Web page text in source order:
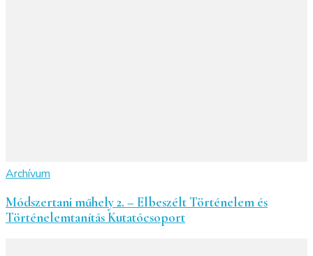
Archívum
Módszertani műhely 2. – Elbeszélt Történelem és
Történelemtanítás Kutatócsoport